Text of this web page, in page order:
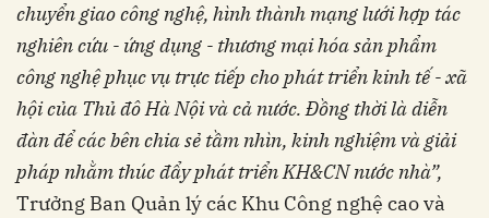
chuyển giao công nghệ, hình thành mạng lưới hợp tác
nghiên cứu - ứng dụng - thương mại hóa sản phẩm
công nghệ phục vụ trực tiếp cho phát triển kinh tế - xã
hội của Thủ đô Hà Nội và cả nước. Đồng thời là diễn
đàn để các bên chia sẻ tầm nhìn, kinh nghiệm và giải
pháp nhằm thúc đẩy phát triển KH&CN nước nhà”,
Trưởng Ban Quản lý các Khu Công nghệ cao và